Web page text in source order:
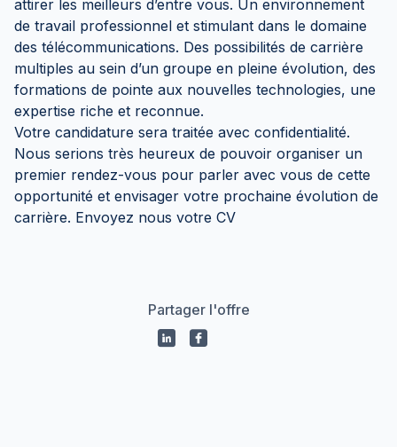
attirer les meilleurs d’entre vous. Un environnement
de travail professionnel et stimulant dans le domaine
des télécommunications. Des possibilités de carrière
multiples au sein d’un groupe en pleine évolution, des
formations de pointe aux nouvelles technologies, une
expertise riche et reconnue.
Votre candidature sera traitée avec confidentialité.
Nous serions très heureux de pouvoir organiser un
premier rendez-vous pour parler avec vous de cette
opportunité et envisager votre prochaine évolution de
carrière. Envoyez nous votre CV
Partager l'offre